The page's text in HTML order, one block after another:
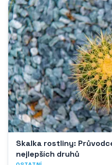
Skalka rostliny:
nejlepších druhů